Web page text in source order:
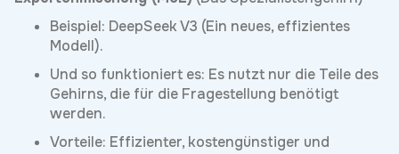
Beispiel: DeepSeek V3 (Ein neues, effizientes
Modell).
Und so funktioniert es: Es nutzt nur die Teile des
Gehirns, die für die Fragestellung benötigt
werden.
Vorteile: Effizienter, kostengünstiger und